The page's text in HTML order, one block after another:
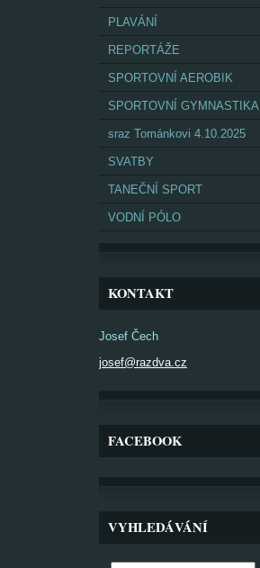
PLAVÁNÍ
REPORTÁŽE
SPORTOVNÍ AEROBIK
SPORTOVNÍ GYMNASTIKA
sraz Tománkovi 4.10.2025
SVATBY
TANEČNÍ SPORT
VODNÍ PÓLO
KONTAKT
Josef Čech
josef@razdva.cz
FACEBOOK
VYHLEDÁVÁNÍ